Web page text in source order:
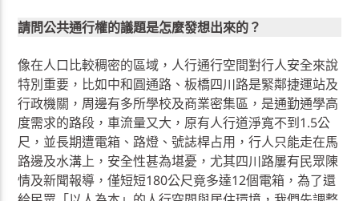
請問公共通行權的議題是怎麼發想出來的？
像在人口比較稠密的區域，人行通行空間對行人安全來說
特別重要，比如中和圓通路、板橋四川路是緊鄰捷運站及
行政機關，周邊有多所學校及商業密集區，是通勤通學高
度需求的路段，車流量又大，原有人行道淨寬不到1.5公
尺，並長期遭電箱、路燈、號誌桿占用，行人只能走在馬
路邊及水溝上，安全性甚為堪憂，尤其四川路屢有民眾陳
情及新聞報導，僅短短180公尺竟多達12個電箱，為了還